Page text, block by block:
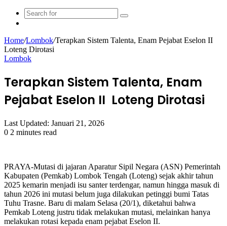
Search
Home/Lombok/Terapkan Sistem Talenta, Enam Pejabat Eselon II
Loteng Dirotasi
Lombok
Terapkan Sistem Talenta, Enam
Pejabat Eselon II Loteng Dirotasi
Last Updated: Januari 21, 2026
0 2 minutes read
PRAYA-Mutasi di jajaran Aparatur Sipil Negara (ASN) Pemerintah
Kabupaten (Pemkab) Lombok Tengah (Loteng) sejak akhir tahun
2025 kemarin menjadi isu santer terdengar, namun hingga masuk di
tahun 2026 ini mutasi belum juga dilakukan petinggi bumi Tatas
Tuhu Trasne. Baru di malam Selasa (20/1), diketahui bahwa
Pemkab Loteng justru tidak melakukan mutasi, melainkan hanya
melakukan rotasi kepada enam pejabat Eselon II.